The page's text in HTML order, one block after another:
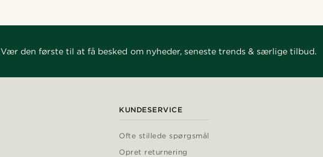
Vær den første til at få besked om nyheder, seneste trends & særlige tilbud.
KUNDESERVICE
Ofte stillede spørgsmål
Opret returnering